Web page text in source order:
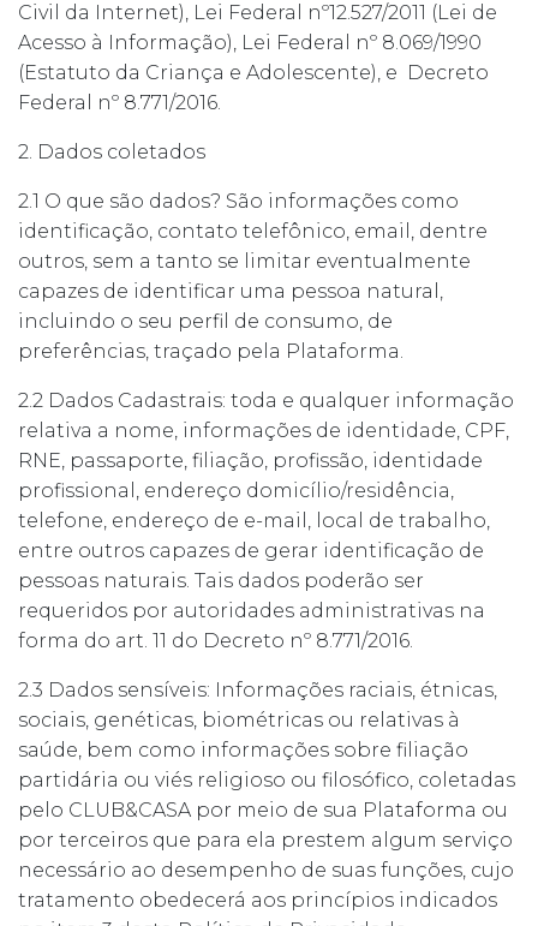
Civil da Internet), Lei Federal nº12.527/2011 (Lei de
Acesso à Informação), Lei Federal nº 8.069/1990
(Estatuto da Criança e Adolescente), e Decreto
Federal nº 8.771/2016.
2. Dados coletados
2.1 O que são dados? São informações como
identificação, contato telefônico, email, dentre
outros, sem a tanto se limitar eventualmente
capazes de identificar uma pessoa natural,
incluindo o seu perfil de consumo, de
preferências, traçado pela Plataforma.
2.2 Dados Cadastrais: toda e qualquer informação
relativa a nome, informações de identidade, CPF,
RNE, passaporte, filiação, profissão, identidade
profissional, endereço domicílio/residência,
telefone, endereço de e-mail, local de trabalho,
entre outros capazes de gerar identificação de
pessoas naturais. Tais dados poderão ser
requeridos por autoridades administrativas na
forma do art. 11 do Decreto nº 8.771/2016.
2.3 Dados sensíveis: Informações raciais, étnicas,
sociais, genéticas, biométricas ou relativas à
saúde, bem como informações sobre filiação
partidária ou viés religioso ou filosófico, coletadas
pelo CLUB&CASA por meio de sua Plataforma ou
por terceiros que para ela prestem algum serviço
necessário ao desempenho de suas funções, cujo
tratamento obedecerá aos princípios indicados